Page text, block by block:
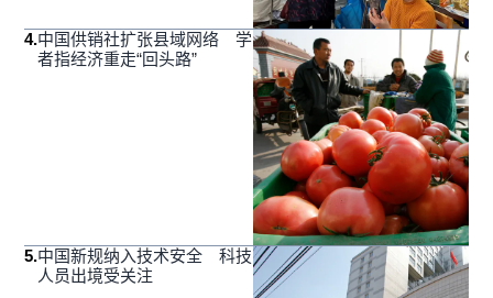
4.中国供销社扩张县域网络 学
者指经济重走“回头路”
5.中国新规纳入技术安全 科技
人员出境受关注